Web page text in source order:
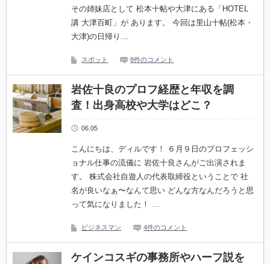
その姉妹店として 松本十帖や大津にある「HOTEL
講 大津百町」が あります。 今回は里山十帖(松本・
大津)の日帰り…
スポット 8件のコメント
岩佐十良のプロフ経歴と年収を調
査！出身高校や大学はどこ？
06.05
こんにちは、ディルです！ ６月９日のプロフェッシ
ョナル仕事の流儀に 岩佐十良さんがご出演されま
す。 株式会社自遊人の代表取締役ということで 社
名が良いなぁ〜なんて思い どんな方なんだろうと思
って気になりました！ …
ビジネスマン 4件のコメント
ケインコスギの事務所やハーフ説を